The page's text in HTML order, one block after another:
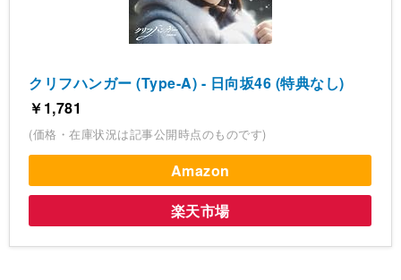
クリフハンガー (Type-A) - 日向坂46 (特典なし)
￥1,781
(価格・在庫状況は記事公開時点のものです)
Amazon
楽天市場